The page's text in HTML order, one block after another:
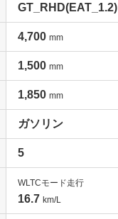
GT_RHD(EAT_1.2)
4,700 mm
1,500 mm
1,850 mm
ガソリン
5
WLTCモード走行
16.7 km/L